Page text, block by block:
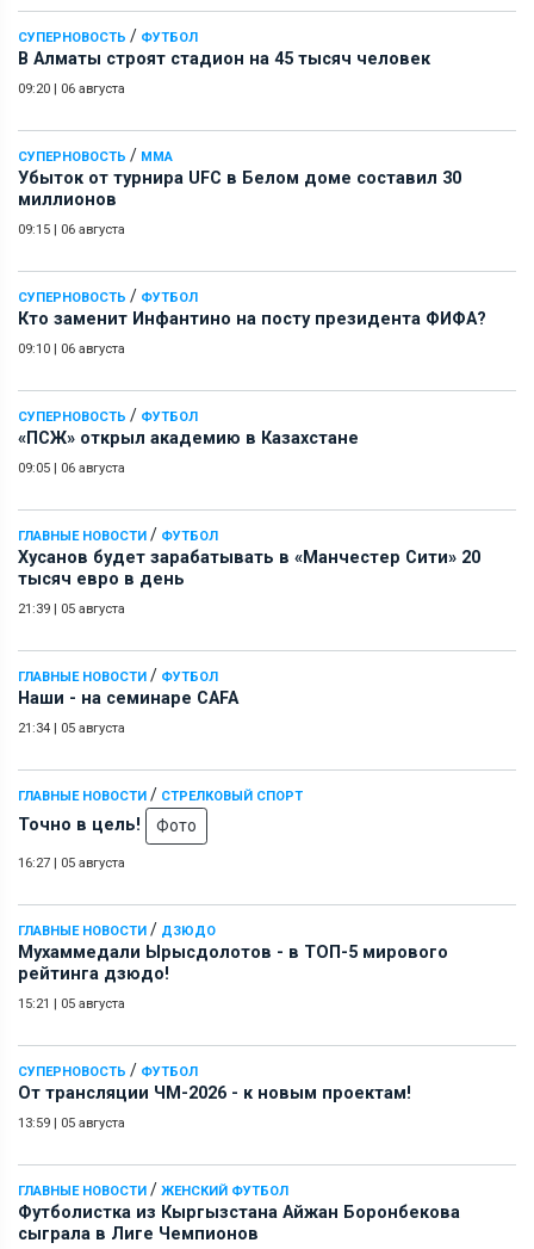
СУПЕРНОВОСТЬ / ФУТБОЛ
В Алматы строят стадион на 45 тысяч человек
09:20 | 06 августа
СУПЕРНОВОСТЬ / ММА
Убыток от турнира UFC в Белом доме составил 30
миллионов
09:15 | 06 августа
СУПЕРНОВОСТЬ / ФУТБОЛ
Кто заменит Инфантино на посту президента ФИФА?
09:10 | 06 августа
СУПЕРНОВОСТЬ / ФУТБОЛ
«ПСЖ» открыл академию в Казахстане
09:05 | 06 августа
ГЛАВНЫЕ НОВОСТИ / ФУТБОЛ
Хусанов будет зарабатывать в «Манчестер Сити» 20
тысяч евро в день
21:39 | 05 августа
ГЛАВНЫЕ НОВОСТИ / ФУТБОЛ
Наши - на семинаре СAFA
21:34 | 05 августа
ГЛАВНЫЕ НОВОСТИ / СТРЕЛКОВЫЙ СПОРТ
Точно в цель! Фото
16:27 | 05 августа
ГЛАВНЫЕ НОВОСТИ / ДЗЮДО
Мухаммедали Ырысдолотов - в ТОП-5 мирового
рейтинга дзюдо!
15:21 | 05 августа
СУПЕРНОВОСТЬ / ФУТБОЛ
От трансляции ЧМ-2026 - к новым проектам!
13:59 | 05 августа
ГЛАВНЫЕ НОВОСТИ / ЖЕНСКИЙ ФУТБОЛ
Футболистка из Кыргызстана Айжан Боронбекова
сыграла в Лиге Чемпионов